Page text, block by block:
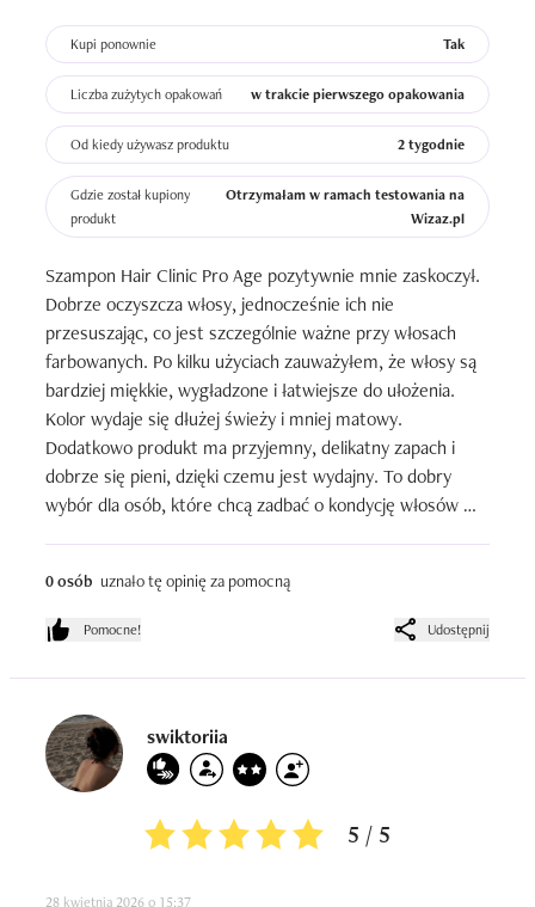
Kupi ponownie Tak
Liczba zużytych opakowań w trakcie pierwszego opakowania
Od kiedy używasz produktu 2 tygodnie
Gdzie został kupiony
produkt
Otrzymałam w ramach testowania na
Wizaz.pl
Szampon Hair Clinic Pro Age pozytywnie mnie zaskoczył.
Dobrze oczyszcza włosy, jednocześnie ich nie
przesuszając, co jest szczególnie ważne przy włosach
farbowanych. Po kilku użyciach zauważyłem, że włosy są
bardziej miękkie, wygładzone i łatwiejsze do ułożenia.
Kolor wydaje się dłużej świeży i mniej matowy.
Dodatkowo produkt ma przyjemny, delikatny zapach i
dobrze się pieni, dzięki czemu jest wydajny. To dobry
wybór dla osób, które chcą zadbać o kondycję włosów
0 osób uznało tę opinię za pomocną
Pomocne! Udostępnij
swiktoriia
5 / 5
28 kwietnia 2026 o 15:37